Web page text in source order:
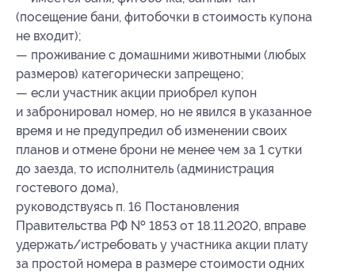
(посещение бани, фитобочки в стоимость купона
не входит);
— проживание с домашними животными (любых
размеров) категорически запрещено;
— если участник акции приобрел купон
и забронировал номер, но не явился в указанное
время и не предупредил об изменении своих
планов и отмене брони не менее чем за 1 сутки
до заезда, то исполнитель (администрация
гостевого дома),
руководствуясь п. 16 Постановления
Правительства РФ № 1853 от 18.11.2020, вправе
удержать/истребовать у участника акции плату
за простой номера в размере стоимости одних